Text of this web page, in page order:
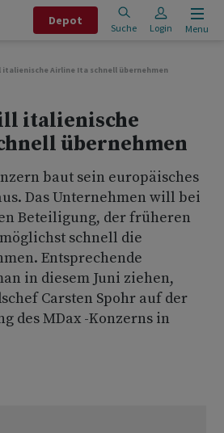
Depot
Suche Login Menu
italienische Airline Ita schnell übernehmen
italienische
übernehmen
baut sein europäisches
Das Unternehmen will bei
Beteiligung, der früheren
schnell die
Entsprechende
in diesem Juni ziehen,
Carsten Spohr auf der
des MDax -Konzerns in